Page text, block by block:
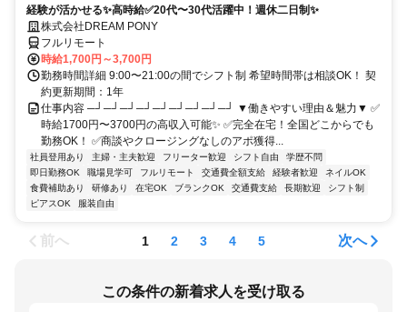
経験が活かせる✨高時給✅20代〜30代活躍中！週休二日制✨
株式会社DREAM PONY
フルリモート
時給1,700円～3,700円
勤務時間詳細 9:00〜21:00の間でシフト制 希望時間帯は相談OK！ 契
約更新期間：1年
仕事内容 ─┘─┘─┘─┘─┘─┘─┘─┘─┘ ▼働きやすい理由＆魅力▼ ✅
時給1700円〜3700円の高収入可能✨ ✅完全在宅！全国どこからでも
勤務OK！ ✅商談やクロージングなしのアポ獲得...
社員登用あり 主婦・主夫歓迎 フリーター歓迎 シフト自由
学歴不問
即日勤務OK
職場見学可 フルリモート 交通費全額支給 経験者歓迎
ネイルOK
食費補助あり
研修あり 在宅OK ブランクOK 交通費支給 長期歓迎
シフト制
ピアスOK
服装自由
前へ 1 2 3 4 5 次へ
この条件の新着求人を受け取る